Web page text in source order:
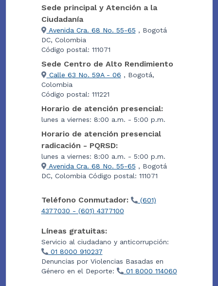
Sede principal y Atención a la
Ciudadanía
Avenida Cra. 68 No. 55-65 , Bogotá
DC, Colombia
Código postal: 111071
Sede Centro de Alto Rendimiento
Calle 63 No. 59A - 06 , Bogotá,
Colombia
Código postal: 111221
Horario de atención presencial:
lunes a viernes: 8:00 a.m. - 5:00 p.m.
Horario de atención presencial
radicación - PQRSD:
lunes a viernes: 8:00 a.m. - 5:00 p.m.
Avenida Cra. 68 No. 55-65 , Bogotá
DC, Colombia Código postal: 111071
Teléfono Conmutador:
(601)
4377030 - (601) 4377100
Líneas gratuitas:
Servicio al ciudadano y anticorrupción:
01 8000 910237
Denuncias por Violencias Basadas en
Género en el Deporte:
01 8000 114060